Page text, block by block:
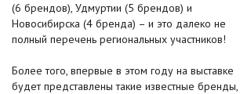
(6 брендов), Удмуртии (5 брендов) и
Новосибирска (4 бренда) – и это далеко не
полный перечень региональных участников!
Более того, впервые в этом году на выставке
будет представлены такие известные бренды,